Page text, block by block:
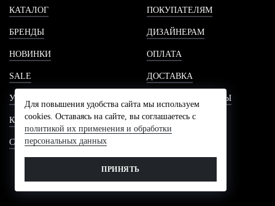
КАТАЛОГ
БРЕНДЫ
НОВИНКИ
SALE
УСЛУГИ
КОНТАКТЫ
СОВЕТЫ
ПОКУПАТЕЛЯМ
ДИЗАЙНЕРАМ
ОПЛАТА
ДОСТАВКА
ГОТОВЫЕ ПРОЕКТЫ
НОВОСТИ
Для повышения удобства сайта мы используем
cookies. Оставаясь на сайте, вы соглашаетесь с
политикой их применения и обработки
персональных данных
ПРИНЯТЬ